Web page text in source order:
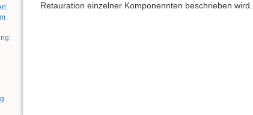
Retauration einzelner Komponennten beschrieben wird.